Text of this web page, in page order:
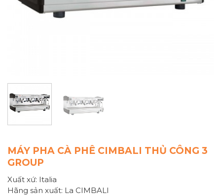
MÁY PHA CÀ PHÊ CIMBALI THỦ CÔNG 3
GROUP
Xuất xứ: Italia
Hãng sản xuất: La CIMBALI